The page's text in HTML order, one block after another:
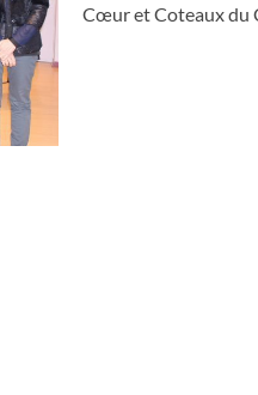
Cœur et Coteaux du